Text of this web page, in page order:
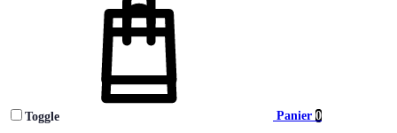
Panier 0
Toggle